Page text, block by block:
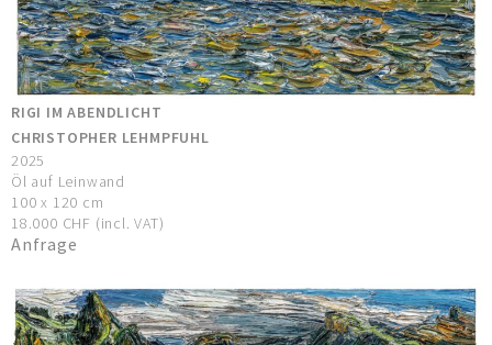
RIGI IM ABENDLICHT
CHRISTOPHER LEHMPFUHL
2025
Öl auf Leinwand
100 x 120 cm
18.000 CHF (incl. VAT)
Anfrage